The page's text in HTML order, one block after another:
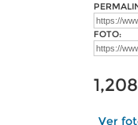
FOTO:
1,208
Ver